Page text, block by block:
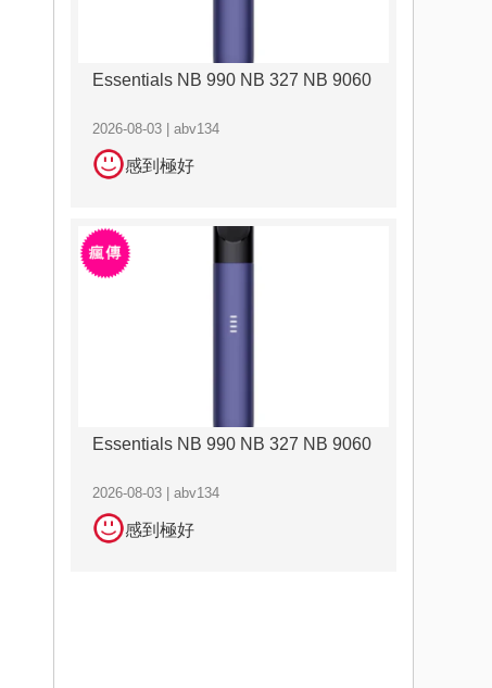
Essentials NB 990 NB 327 NB 9060
2026-08-03 | abv134
感到極好
Essentials NB 990 NB 327 NB 9060
2026-08-03 | abv134
感到極好